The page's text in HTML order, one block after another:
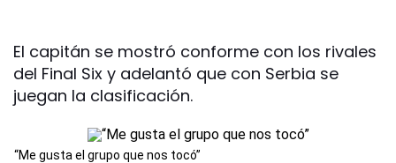
El capitán se mostró conforme con los rivales
del Final Six y adelantó que con Serbia se
juegan la clasificación.
“Me gusta el grupo que nos tocó”